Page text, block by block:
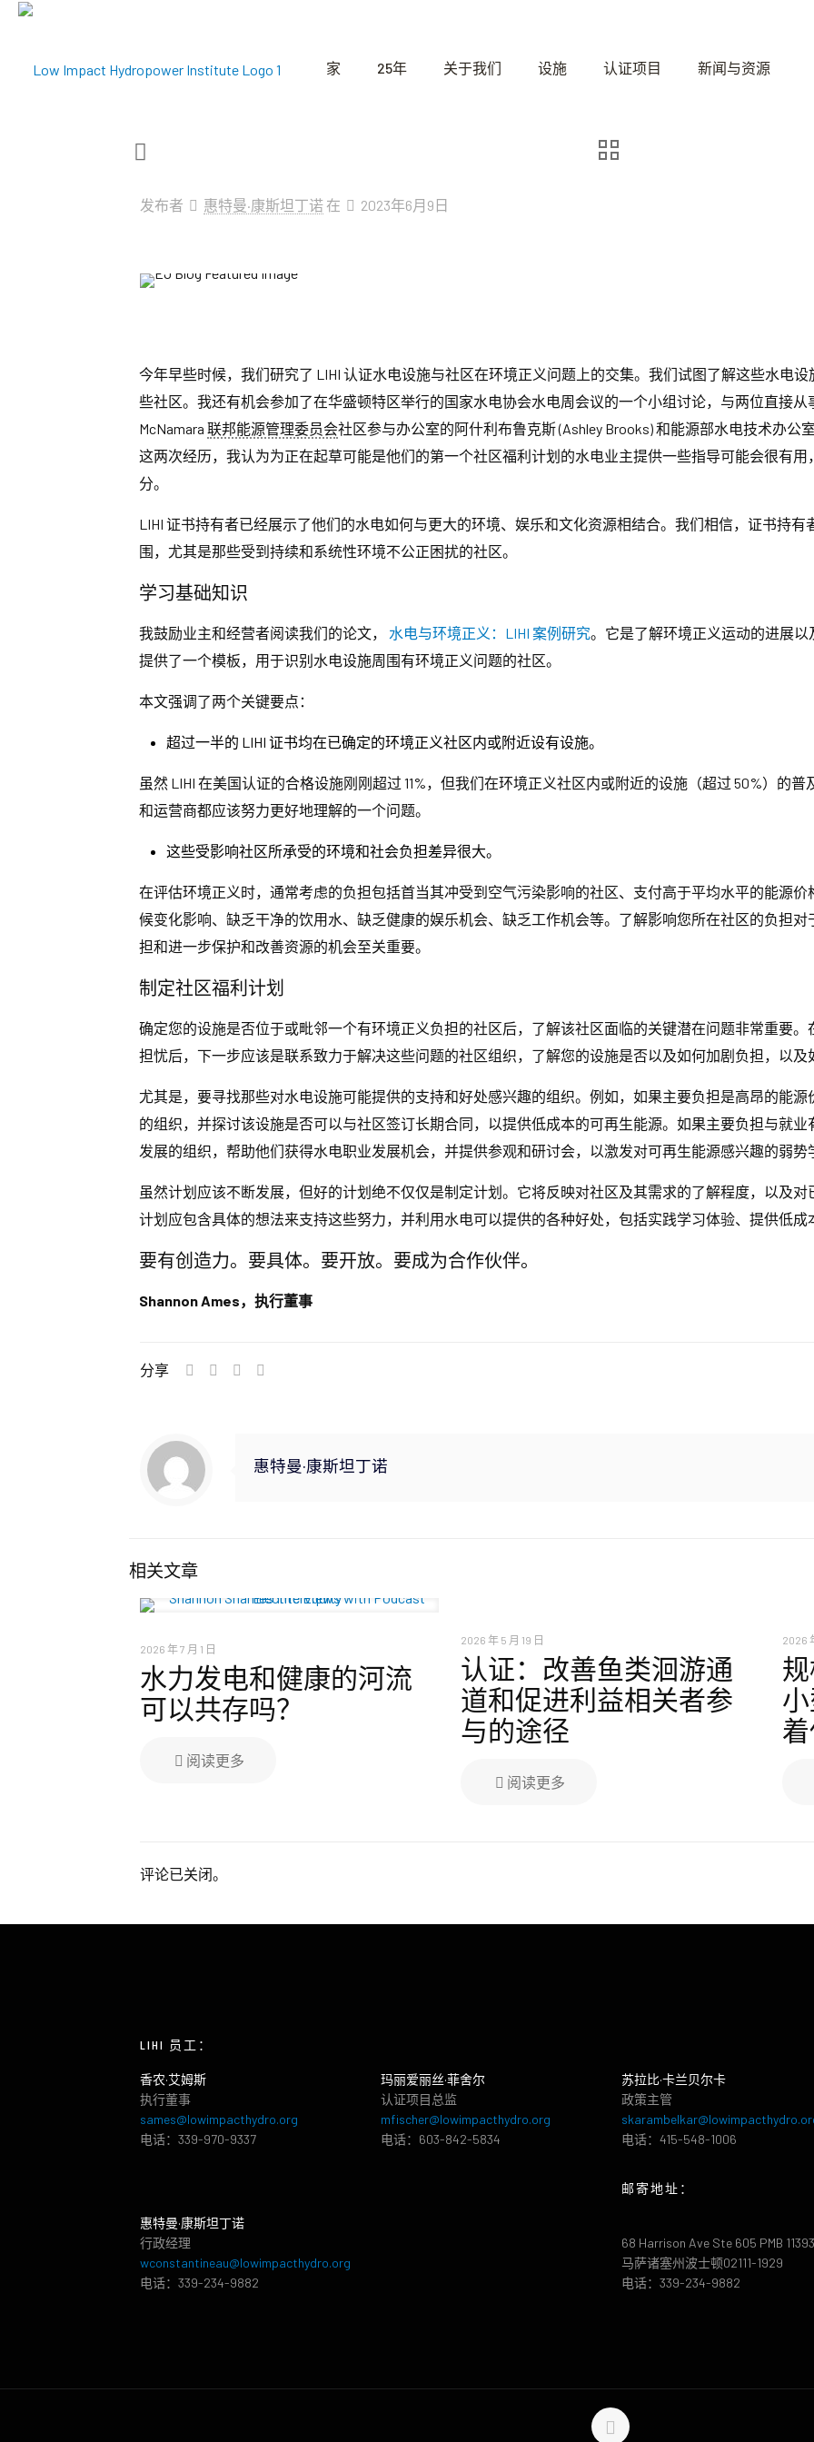
家 25年 关于我们 设施 认证项目 新闻与资源
发布者 惠特曼·康斯坦丁诺 在 2023年6月9日
今年早些时候，我们研究了 LIHI 认证水电设施与社区在环境正义问题上的交集。我们试图了解这些水电
些社区。我还有机会参加了在华盛顿特区举行的国家水电协会水电周会议的一个小组讨论，与两位直接从
McNamara 联邦能源管理委员会社区参与办公室的阿什利布鲁克斯 (Ashley Brooks) 和能源部水电技术办公
这两次经历，我认为为正在起草可能是他们的第一个社区福利计划的水电业主提供一些指导可能会很有
分。
LIHI 证书持有者已经展示了他们的水电如何与更大的环境、娱乐和文化资源相结合。我们相信，证书持
围，尤其是那些受到持续和系统性环境不公正困扰的社区。
学习基础知识
我鼓励业主和经营者阅读我们的论文， 水电与环境正义：LIHI 案例研究。它是了解环境正义运动的进展
提供了一个模板，用于识别水电设施周围有环境正义问题的社区。
本文强调了两个关键要点：
超过一半的 LIHI 证书均在已确定的环境正义社区内或附近设有设施。
虽然 LIHI 在美国认证的合格设施刚刚超过 11%，但我们在环境正义社区内或附近的设施（超过 50%）的
和运营商都应该努力更好地理解的一个问题。
这些受影响社区所承受的环境和社会负担差异很大。
在评估环境正义时，通常考虑的负担包括首当其冲受到空气污染影响的社区、支付高于平均水平的能源
候变化影响、缺乏干净的饮用水、缺乏健康的娱乐机会、缺乏工作机会等。了解影响您所在社区的负担
担和进一步保护和改善资源的机会至关重要。
制定社区福利计划
确定您的设施是否位于或毗邻一个有环境正义负担的社区后，了解该社区面临的关键潜在问题非常重要
担忧后，下一步应该是联系致力于解决这些问题的社区组织，了解您的设施是否以及如何加剧负担，以及
尤其是，要寻找那些对水电设施可能提供的支持和好处感兴趣的组织。例如，如果主要负担是高昂的能
的组织，并探讨该设施是否可以与社区签订长期合同，以提供低成本的可再生能源。如果主要负担与就
发展的组织，帮助他们获得水电职业发展机会，并提供参观和研讨会，以激发对可再生能源感兴趣的弱势
虽然计划应该不断发展，但好的计划绝不仅仅是制定计划。它将反映对社区及其需求的了解程度，以及
计划应包含具体的想法来支持这些努力，并利用水电可以提供的各种好处，包括实践学习体验、提供低
要有创造力。要具体。要开放。要成为合作伙伴。
Shannon Ames，执行董事
分享
惠特曼·康斯坦丁诺
相关文章
2026 年 7 月 1 日
水力发电和健康的河流
可以共存吗？
阅读更多
2026 年 5 月 19 日
认证：改善鱼类洄游通
道和促进利益相关者参
与的途径
阅读更多
2026
评论已关闭。
LIHI 员工：
香农·艾姆斯
执行董事
sames@lowimpacthydro.org
电话：339-970-9337
惠特曼·康斯坦丁诺
行政经理
wconstantineau@lowimpacthydro.org
电话：339-234-9882
玛丽爱丽丝·菲舍尔
认证项目总监
mfischer@lowimpacthydro.org
电话：603-842-5834
苏拉比·卡兰贝尔卡
政策主管
电话：415-548-1006
邮寄地址：
68 Harrison Ave Ste 605 PMB
马萨诸塞州波士顿02111-1929
电话：339-234-9882